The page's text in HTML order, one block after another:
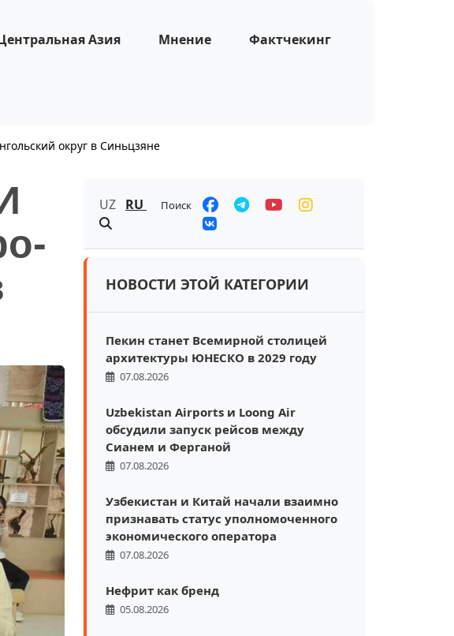
Азия Мнение Фактчекинг
округ в Синьцзяне
UZ RU Поиск
НОВОСТИ ЭТОЙ КАТЕГОРИИ
Пекин станет Всемирной столицей
архитектуры ЮНЕСКО в 2029 году
07.08.2026
Uzbekistan Airports и Loong Air
обсудили запуск рейсов между
Сианем и Ферганой
07.08.2026
Узбекистан и Китай начали взаимно
признавать статус уполномоченного
экономического оператора
07.08.2026
Нефрит как бренд
05.08.2026